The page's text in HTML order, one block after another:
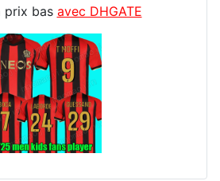
prix bas avec DHGATE